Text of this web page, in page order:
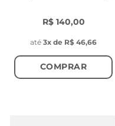
R$ 140,00
até 3x de R$ 46,66
COMPRAR